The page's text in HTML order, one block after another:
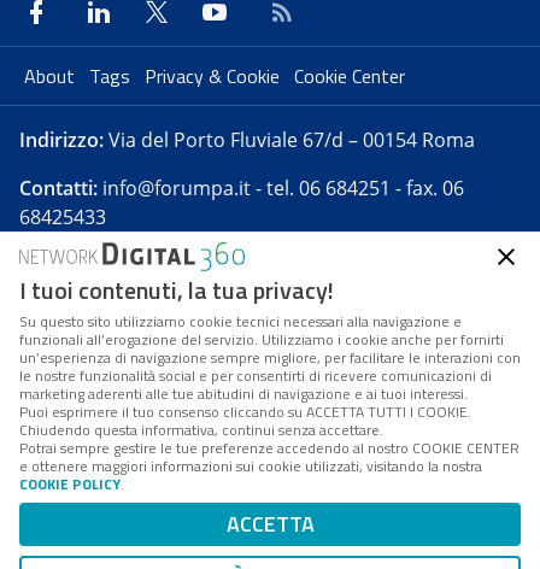
About Tags Privacy & Cookie Cookie Center
Indirizzo:Via del Porto Fluviale 67/d – 00154 Roma
Contatti: info@forumpa.it- tel. 06 684251 - fax. 06
68425433
Forumpa.itè una pubblicazione telematica iscritta
presso Registro della stampa del Tribunale di Roma -
Reg. n. 182 del 2 maggio 2008 - Direttore resp. Michela
Stentella
FPA s.r.l. è società soggetta a Direzione e
Coordinamento da parte di Digital360 S.p.A. - FPA s.r.l.
è un'azienda certificata per il sistema di management
Codice Fiscale/Partita IVA n. 10693191008 - R.E.A. Roma
n. 1249791. ISP AWS
I tuoi contenuti, la tua privacy!
Su questo sito utilizziamo cookie tecnici necessari alla navigazione e
funzionali all’erogazione del servizio. Utilizziamo i cookie anche per fornirti
un’esperienza di navigazione sempre migliore, per facilitare le interazioni con
le nostre funzionalità social e per consentirti di ricevere comunicazioni di
marketing aderenti alle tue abitudini di navigazione e ai tuoi interessi.
Puoi esprimere il tuo consenso cliccando su ACCETTA TUTTI I COOKIE.
Chiudendo questa informativa, continui senza accettare.
Potrai sempre gestire le tue preferenze accedendo al nostro COOKIE CENTER
e ottenere maggiori informazioni sui cookie utilizzati, visitando la nostra
COOKIE POLICY.
ACCETTA